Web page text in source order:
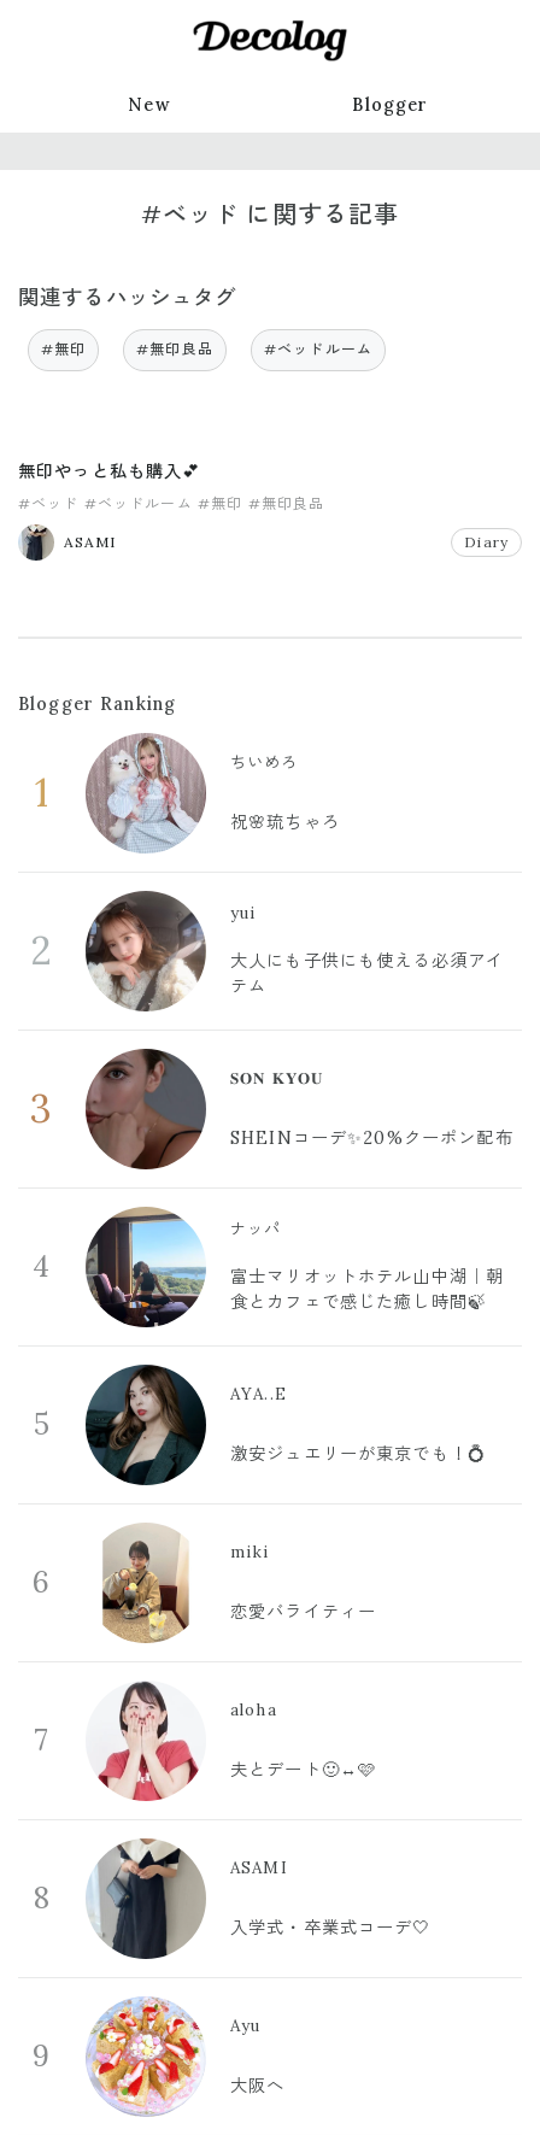
New Blogger
#ベッド に関する記事
関連するハッシュタグ
#無印 #無印良品 #ベッドルーム
無印やっと私も購入💕
#ベッド #ベッドルーム #無印 #無印良品
ASAMI Diary
Blogger Ranking
1
ちいめろ
祝🌸琉ちゃろ
2
yui
大人にも子供にも使える必須アイ
テム
3
𝐒𝐎𝐍 𝐊𝐘𝐎𝐔
SHEINコーデ✨20%クーポン配布
4
ナッパ
富士マリオットホテル山中湖｜朝
食とカフェで感じた癒し時間🍃
5
AYA..E
激安ジュエリーが東京でも！💍
6
miki
恋愛バライティー
7
aloha
夫とデート🙂‍↔️🩷
8
ASAMI
入学式・卒業式コーデ🤍
9
Ayu
大阪へ